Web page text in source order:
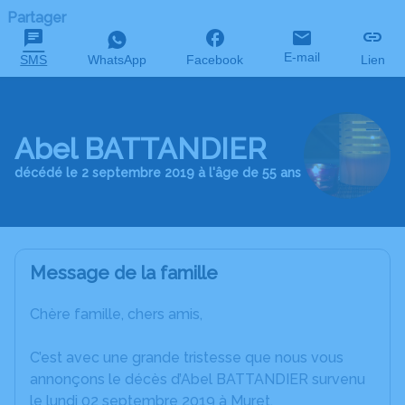
Partager
SMS WhatsApp Facebook E-mail Lien
Abel BATTANDIER
décédé le 2 septembre 2019 à l'âge de 55 ans
Message de la famille
Chère famille, chers amis,
C’est avec une grande tristesse que nous vous
annonçons le décès d’Abel BATTANDIER survenu
le lundi 02 septembre 2019 à Muret.